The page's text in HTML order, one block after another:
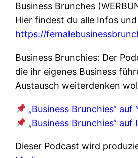
Business Brunches
Hier findest du alle Infos
https://
Business Brunchies: Der
die ihr eigenes Business
Austausch weiterdenken
„Business Brunchies“ auf
„Business Brunchies“ auf
Dieser Podcast wird